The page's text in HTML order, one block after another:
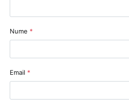
Nume *
Email *